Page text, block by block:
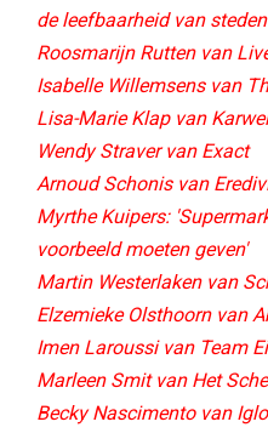
de leefbaarheid van steden'
Roosmarijn Rutten van
Isabelle Willemsens van
Lisa-Marie Klap van Karwei
Wendy Straver van Exact
Arnoud Schonis van
Myrthe Kuipers:
voorbeeld moeten geven'
Martin Westerlaken van
Elzemieke Olsthoorn van
Imen Laroussi van Team
Marleen Smit van Het
Becky Nascimento van